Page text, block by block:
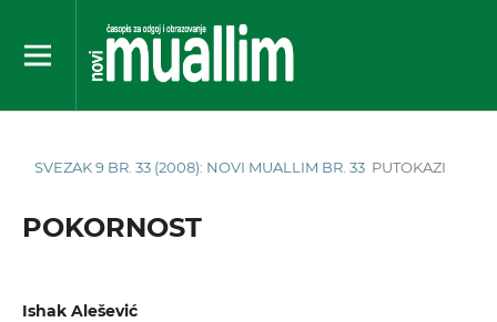
SVEZAK 9 BR. 33 (2008): NOVI MUALLIM BR. 33 PUTOKAZI
POKORNOST
Ishak Alešević